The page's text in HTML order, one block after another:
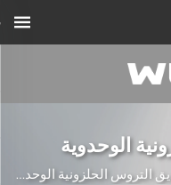
الوحدوية
التروس الحلزونية الوحدوية